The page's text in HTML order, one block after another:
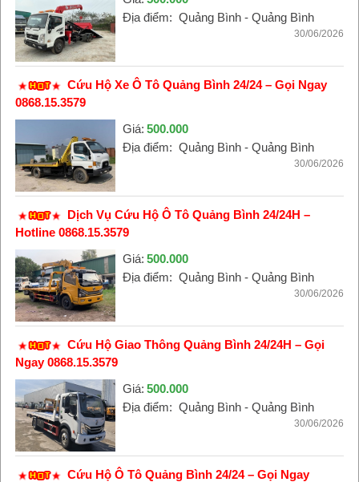
Địa điểm: Quảng Bình - Quảng Bình
30/06/2026
Cứu Hộ Xe Ô Tô Quảng Bình 24/24 – Gọi Ngay
0868.15.3579
Giá: 500.000
Địa điểm: Quảng Bình - Quảng Bình
30/06/2026
Dịch Vụ Cứu Hộ Ô Tô Quảng Bình 24/24H –
Hotline 0868.15.3579
Giá: 500.000
Địa điểm: Quảng Bình - Quảng Bình
30/06/2026
Cứu Hộ Giao Thông Quảng Bình 24/24H – Gọi
Ngay 0868.15.3579
Giá: 500.000
Địa điểm: Quảng Bình - Quảng Bình
30/06/2026
Cứu Hộ Ô Tô Quảng Bình 24/24 – Gọi Ngay